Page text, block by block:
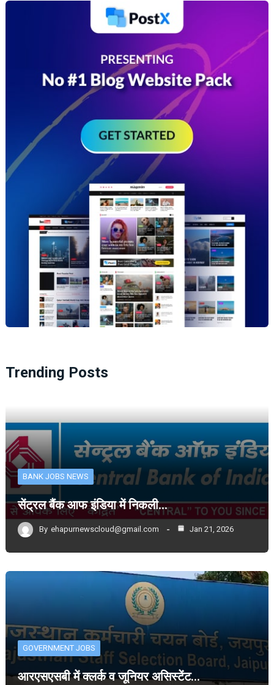
Trending Posts
BANK JOBS NEWS
सेंट्रल बैंक आफ इंडिया में निकली…
By ehapurnewscloud@gmail.com Jan 21, 2026
GOVERNMENT JOBS
आरएसएसबी में क्लर्क व जूनियर असिस्टेंट…